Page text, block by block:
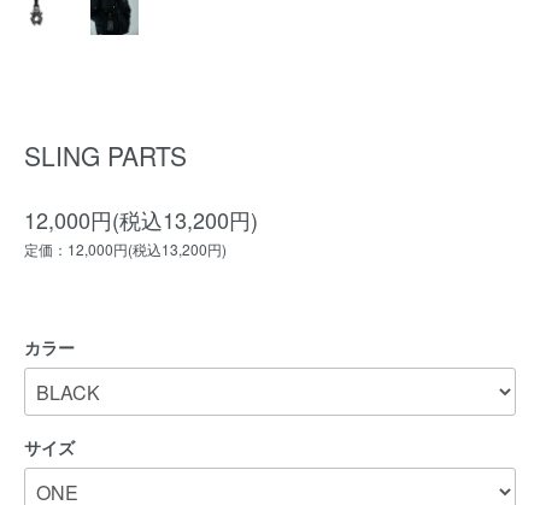
SLING PARTS
12,000円(税込13,200円)
定価：12,000円(税込13,200円)
カラー
サイズ